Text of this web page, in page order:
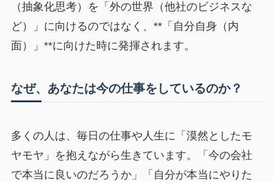
（抽象化思考）を「外の世界（他社のビジネスな
ど）」に向けるのではなく、**「自分自身（内
面）」**に向けた時に発揮されます。
なぜ、あなたは今の仕事をしているのか？
多くの人は、毎日の仕事や人生に「漠然としたモ
ヤモヤ」を抱えながら生きています。「今の会社
で本当に良いのだろうか」「自分が本当にやりた